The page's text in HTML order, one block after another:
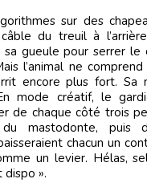
sur des
du treuil à
sa gueule pour serrer
l’animal ne
encore plus fort. Sa
mode créatif, le
de chaque côté trois
mastodonte, puis
chacun un
un levier. Hélas,
dispo ».